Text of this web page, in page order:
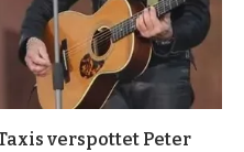
verspottet Peter